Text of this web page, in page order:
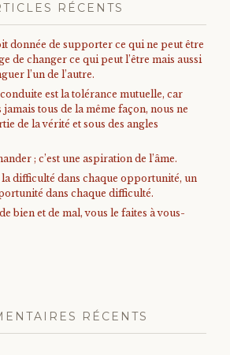
RÉCENTS
donnée de supporter ce qui ne peut être
de changer ce qui peut l’être mais aussi
l’un de l’autre.
est la tolérance mutuelle, car
tous de la même façon, nous ne
de la vérité et sous des angles
; c’est une aspiration de l’âme.
difficulté dans chaque opportunité, un
dans chaque difficulté.
bien et de mal, vous le faites à vous-
RÉCENTS